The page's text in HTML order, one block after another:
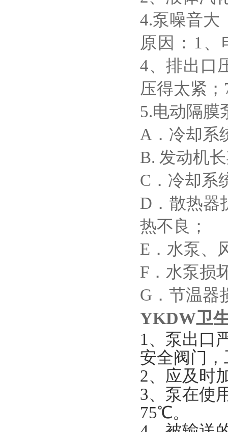
4.泵噪音大
原因： 1、
4、排出口
压得太紧
5.电动隔膜
A．冷却系
B. 发动机
C．冷却系
D．散热器
热不良；
E．水泵、
F．水泵损
G．节温器
YKDW卫
1、泵出口
安全阀门
2、应及时
3、泵在使
75℃。